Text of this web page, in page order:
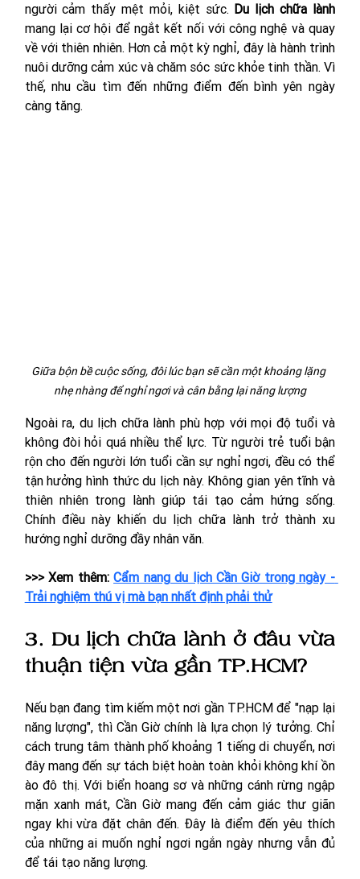
người cảm thấy mệt mỏi, kiệt sức. Du lịch chữa lành
mang lại cơ hội để ngắt kết nối với công nghệ và quay
về với thiên nhiên. Hơn cả một kỳ nghỉ, đây là hành trình
nuôi dưỡng cảm xúc và chăm sóc sức khỏe tinh thần. Vì
thế, nhu cầu tìm đến những điểm đến bình yên ngày
càng tăng.
Giữa bộn bề cuộc sống, đôi lúc bạn sẽ cần một khoảng lặng
nhẹ nhàng để nghỉ ngơi và cân bằng lại năng lượng
Ngoài ra, du lịch chữa lành phù hợp với mọi độ tuổi và
không đòi hỏi quá nhiều thể lực. Từ người trẻ tuổi bận
rộn cho đến người lớn tuổi cần sự nghỉ ngơi, đều có thể
tận hưởng hình thức du lịch này. Không gian yên tĩnh và
thiên nhiên trong lành giúp tái tạo cảm hứng sống.
Chính điều này khiến du lịch chữa lành trở thành xu
hướng nghỉ dưỡng đầy nhân văn.
>>> Xem thêm: Cẩm nang du lịch Cần Giờ trong ngày -
Trải nghiệm thú vị mà bạn nhất định phải thử
3. Du lịch chữa lành ở đâu vừa
thuận tiện vừa gần TP.HCM?
Nếu bạn đang tìm kiếm một nơi gần TP.HCM để "nạp lại
năng lượng", thì Cần Giờ chính là lựa chọn lý tưởng. Chỉ
cách trung tâm thành phố khoảng 1 tiếng di chuyển, nơi
đây mang đến sự tách biệt hoàn toàn khỏi không khí ồn
ào đô thị. Với biển hoang sơ và những cánh rừng ngập
mặn xanh mát, Cần Giờ mang đến cảm giác thư giãn
ngay khi vừa đặt chân đến. Đây là điểm đến yêu thích
của những ai muốn nghỉ ngơi ngắn ngày nhưng vẫn đủ
để tái tạo năng lượng.